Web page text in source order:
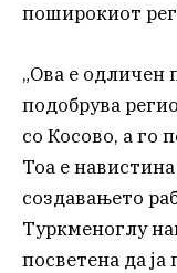
поширокиот
„Ова е одличен
подобрува
со Косово, а го
Тоа е
создавањето
Туркменоглу
посветена да